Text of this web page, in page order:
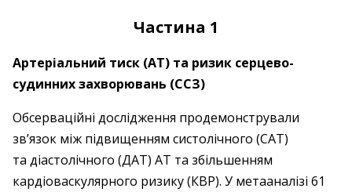
Частина 1
Артеріальний тиск (АТ) та ризик серцево-
судинних захворювань (ССЗ)
Обсерваційні дослідження продемонстрували
зв’язок між підвищенням систолічного (САТ)
та діастолічного (ДАТ) АТ та збільшенням
кардіоваскулярного ризику (КВР). У метааналізі 61